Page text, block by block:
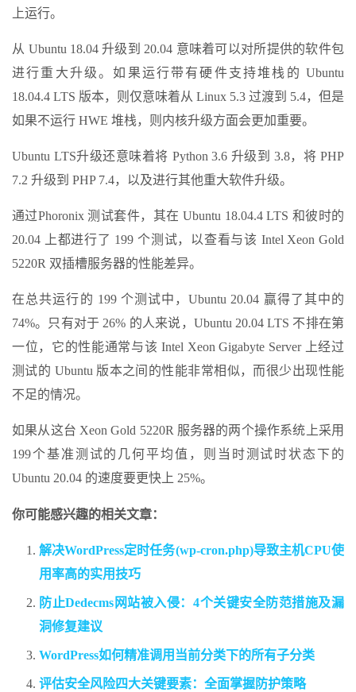
上运行。
从 Ubuntu 18.04 升级到 20.04 意味着可以对所提供的软件包
进行重大升级。如果运行带有硬件支持堆栈的 Ubuntu
18.04.4 LTS 版本，则仅意味着从 Linux 5.3 过渡到 5.4，但是
如果不运行 HWE 堆栈，则内核升级方面会更加重要。
Ubuntu LTS升级还意味着将 Python 3.6 升级到 3.8，将 PHP
7.2 升级到 PHP 7.4，以及进行其他重大软件升级。
通过Phoronix 测试套件，其在 Ubuntu 18.04.4 LTS 和彼时的
20.04 上都进行了 199 个测试，以查看与该 Intel Xeon Gold
5220R 双插槽服务器的性能差异。
在总共运行的 199 个测试中，Ubuntu 20.04 赢得了其中的
74%。只有对于 26% 的人来说，Ubuntu 20.04 LTS 不排在第
一位，它的性能通常与该 Intel Xeon Gigabyte Server 上经过
测试的 Ubuntu 版本之间的性能非常相似，而很少出现性能
不足的情况。
如果从这台 Xeon Gold 5220R 服务器的两个操作系统上采用
199个基准测试的几何平均值，则当时测试时状态下的
Ubuntu 20.04 的速度要更快上 25%。
你可能感兴趣的相关文章：
解决WordPress定时任务(wp-cron.php)导致主机CPU使
用率高的实用技巧
防止Dedecms网站被入侵：4个关键安全防范措施及漏
洞修复建议
WordPress如何精准调用当前分类下的所有子分类
评估安全风险四大关键要素：全面掌握防护策略